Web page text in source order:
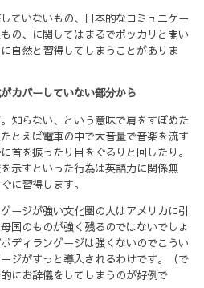
ていないもの、日本的なコミュニケー
の、に関してはまるでポッカリと開い
自然と習得してしまうことがありま
カバーしていない部分から
知らない、という意味で肩をすぼめた
とえば電車の中で大音量で音楽を流す
首を振ったり目をぐるりと回したり。
示すといった行為は英語力に関係無
に習得します。
ージが強い文化圏の人はアメリカに引
国のものが強く残るのではないでしょ
ディランゲージは強くないのでこうい
ジがすっと導入されるわけです。（で
にお辞儀をしてしまうのが好例で